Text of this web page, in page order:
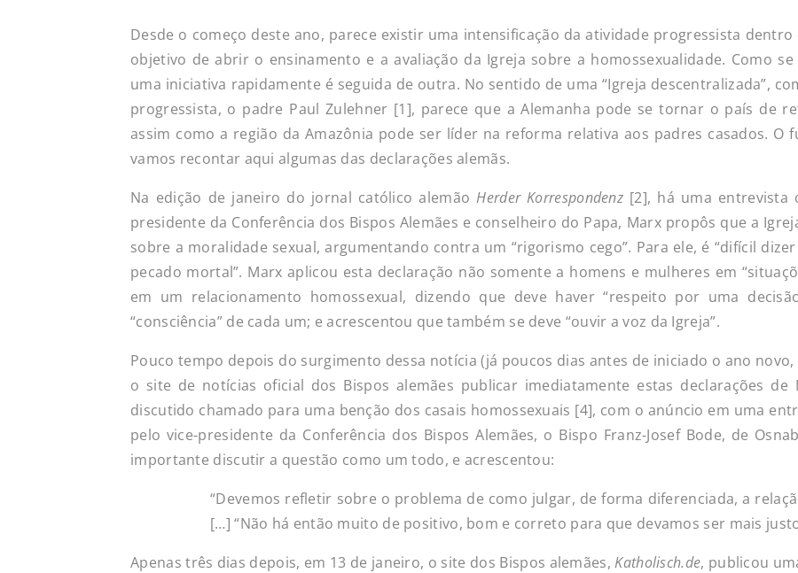
Desde o começo deste ano, parece existir uma intensificação da atividade progressista
objetivo de abrir o ensinamento e a avaliação da Igreja sobre a homossexualidade. Como
uma iniciativa rapidamente é seguida de outra. No sentido de uma “Igreja descentralizada”,
progressista, o padre Paul Zulehner [1], parece que a Alemanha pode se tornar o país de
assim como a região da Amazônia pode ser líder na reforma relativa aos padres casados.
vamos recontar aqui algumas das declarações alemãs.
Na edição de janeiro do jornal católico alemãoHerder Korrespondenz [2], há uma entrevista
presidente da Conferência dos Bispos Alemães e conselheiro do Papa, Marx propôs que a
sobre a moralidade sexual, argumentando contra um “rigorismo cego”. Para ele, é “difícil
pecado mortal”. Marx aplicou esta declaração não somente a homens e mulheres em
em um relacionamento homossexual, dizendo que deve haver “respeito por uma
“consciência” de cada um; e acrescentou que também se deve “ouvir a voz da Igreja”.
Pouco tempo depois do surgimento dessa notícia (já poucos dias antes de iniciado o ano novo,
o site de notícias oficial dos Bispos alemães publicar imediatamente estas declarações
discutido chamado para uma benção dos casais homossexuais [4], com o anúncio em uma
pelo vice-presidente da Conferência dos Bispos Alemães, o Bispo Franz-Josef Bode, de
importante discutir a questão como um todo, e acrescentou:
“Devemos refletir sobre o problema de como julgar, de forma diferenciada, a
[…] “Não há então muito de positivo, bom e correto para que devamos ser mais
Apenas três dias depois, em 13 de janeiro, o site dos Bispos alemães,Katholisch.de, publicou